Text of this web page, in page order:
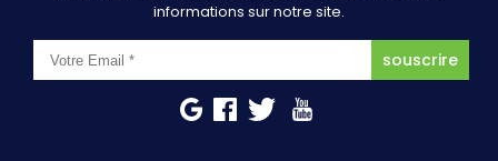
informations sur notre site.